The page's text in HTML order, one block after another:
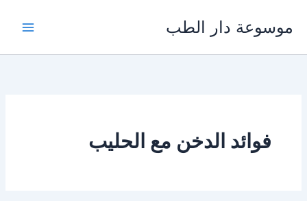
المحتوى
موسوعة دار الطب
فوائد الدخن مع الحليب